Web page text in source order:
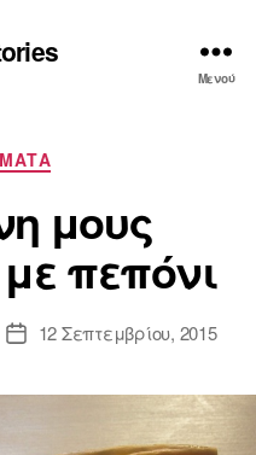
Μενού
μους
πεπόνι
Ημ.12 Σεπτεμβρίου, 2015